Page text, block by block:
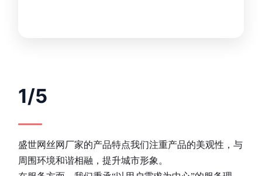
1/5
盛世网丝网厂家的产品特点我们注重产品的美观性，与
周围环境和谐相融，提升城市形象。